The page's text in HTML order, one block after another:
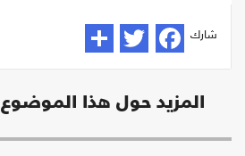
شارك
المزيد حول هذا الموضوع